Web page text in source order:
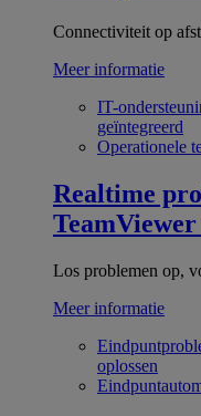
Connectiviteit op
Meer informatie
IT-
geïntegreerd
Operationele
Realtime
Los problemen op,
Meer informatie
oplossen